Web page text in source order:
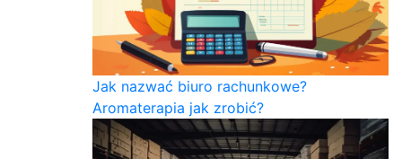
Jak nazwać biuro rachunkowe?
Aromaterapia jak zrobić?